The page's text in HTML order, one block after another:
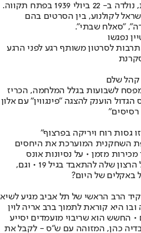
גילה אלמגור היא שחקנית ישראלית, נולדה ב- 22 ביולי 1939 בפתח תקווה.
לקולנוע, בין הסרטים בהם
"סאלח שבתי".
נפגשו
לסרטון משותף רגע לפני הרגע
קהל שלם
ה-35, שנדחה מפסח לשבועות בגלל המלחמה, הכריז
הוענק להצגה "פינגווין" עם אלון
רסיסים"
גסות רוח ויריקה בפרצוף"
השחקנית המוערכת את היחסים
מזמן • על נסיונות אונס
שעברה כאשר הייתה צעירה וגם על הרצון שלה להתאבד בגיל 19 • וגם,
של היום?
הרב הראשי של תל אביב מגיע לשיא
היא קוראת לתמוך ברב אריה לוין
• החשש הוא שריבוי מועמדים יסייע
כהן, המזוהה עם ש"ס - לקבל את